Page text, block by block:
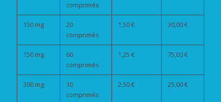
comprimés
150 mg
20
comprimés
1,50 € 30,00 €
150 mg
60
comprimés
1,25 € 75,00 €
300 mg
10
comprimés
2,50 € 25,00 €